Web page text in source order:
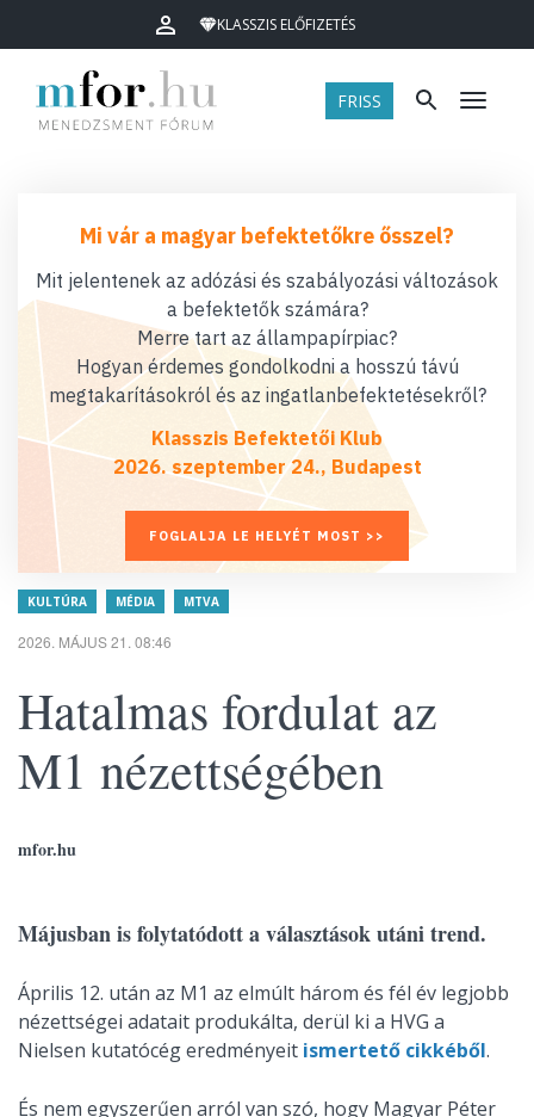
KLASSZIS ELŐFIZETÉS
FRISS Menü
Mi vár a magyar befektetőkre ősszel?
Mit jelentenek az adózási és szabályozási változások
a befektetők számára?
Merre tart az állampapírpiac?
Hogyan érdemes gondolkodni a hosszú távú
megtakarításokról és az ingatlanbefektetésekről?
Klasszis Befektetői Klub
2026. szeptember 24., Budapest
FOGLALJA LE HELYÉT MOST >>
KULTÚRA MÉDIA MTVA
2026. MÁJUS 21. 08:46
Hatalmas fordulat az
M1 nézettségében
mfor.hu
Májusban is folytatódott a választások utáni trend.
Április 12. után az M1 az elmúlt három és fél év legjobb
nézettségei adatait produkálta, derül ki a HVG a
Nielsen kutatócég eredményeit ismertető cikkéből.
És nem egyszerűen arról van szó, hogy Magyar Péter